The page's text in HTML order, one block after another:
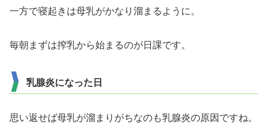
一方で寝起きは母乳がかなり溜まるように。
毎朝まずは搾乳から始まるのが日課です。
乳腺炎になった日
思い返せば母乳が溜まりがちなのも乳腺炎の原因ですね。